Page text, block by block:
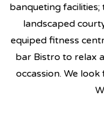
banqueting
landscaped
equiped fitness
bar Bistro to relax
occassion. We